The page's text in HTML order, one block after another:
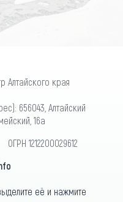
Алтайского края
656043, Алтайский
16а
1212200029612
её и нажмите